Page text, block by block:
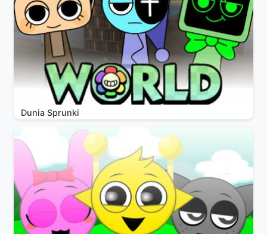
Dunia Sprunki